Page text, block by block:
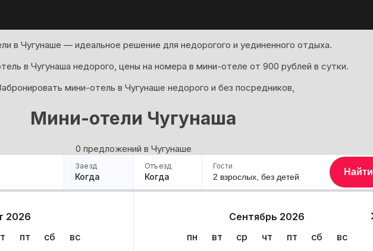
в Чугунаше — идеальное решение для недорогого и уединенного отдыха.
в Чугунаша недорого, цены на номера в мини-отеле от 900 рублей в сутки.
мини-отель в Чугунаше недорого и без посредников,
Мини-отели Чугунаша
0 предложений в Чугунаше
Заезд
Когда
Отъезд
Когда
2026
пт сб вс
Сентябрь 2026
пн
вт ср чт пт сб вс
Гости
2 взрослых, без детей Найти